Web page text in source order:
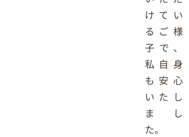
けてい
るご様
子で、
私自身
も安心
いたし
まし
た。